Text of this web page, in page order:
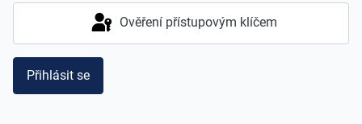
Ověření přístupovým klíčem
Přihlásit se